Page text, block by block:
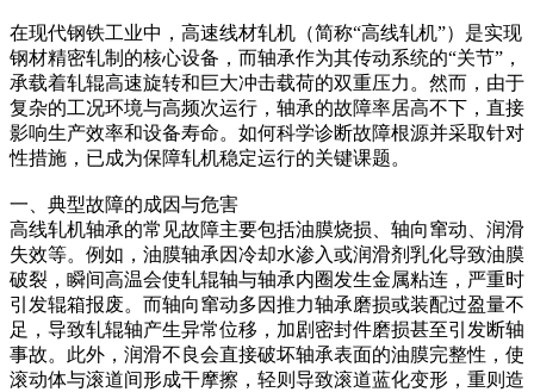
在现代钢铁工业中，高速线材轧机（简称“高线轧机”）是实现
钢材精密轧制的核心设备，而轴承作为其传动系统的“关节”，
承载着轧辊高速旋转和巨大冲击载荷的双重压力。然而，由于
复杂的工况环境与高频次运行，轴承的故障率居高不下，直接
影响生产效率和设备寿命。如何科学诊断故障根源并采取针对
性措施，已成为保障轧机稳定运行的关键课题。
一、典型故障的成因与危害‌
高线轧机轴承的常见故障主要包括油膜烧损、轴向窜动、润滑
失效等。例如，油膜轴承因冷却水渗入或润滑剂乳化导致油膜
破裂，瞬间高温会使轧辊轴与轴承内圈发生金属粘连，严重时
引发辊箱报废。而轴向窜动多因推力轴承磨损或装配过盈量不
足，导致轧辊轴产生异常位移，加剧密封件磨损甚至引发断轴
事故。此外，润滑不良会直接破坏轴承表面的油膜完整性，使
滚动体与滚道间形成干摩擦，轻则导致滚道蓝化变形，重则造